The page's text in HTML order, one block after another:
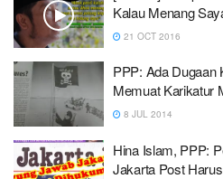
Kalau Menang
21 OCT 2016
PPP: Ada Dugaan
Memuat Karikatur
8 JUL 2014
Hina Islam, PPP:
Jakarta Post